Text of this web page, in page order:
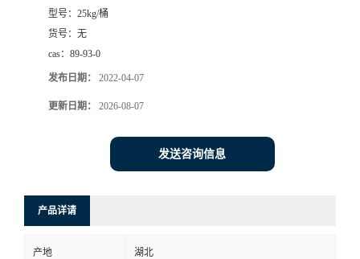
型号： 25kg/桶
货号： 无
cas： 89-93-0
发布日期： 2022-04-07
更新日期： 2026-08-07
发送咨询信息
产品详请
产地 湖北